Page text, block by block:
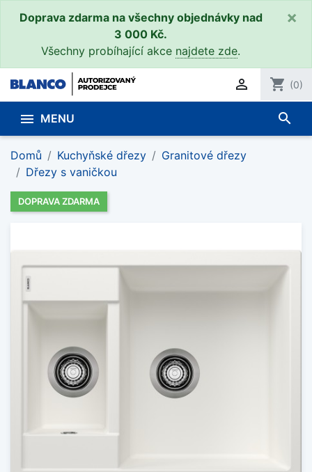
Doprava zdarma na všechny objednávky nad
3 000 Kč.
Všechny probíhající akce najdete zde.
×
 shopping_cart (0)
 MENU search
Domů Kuchyňské dřezy
Granitové dřezy
Dřezy s vaničkou
DOPRAVA ZDARMA